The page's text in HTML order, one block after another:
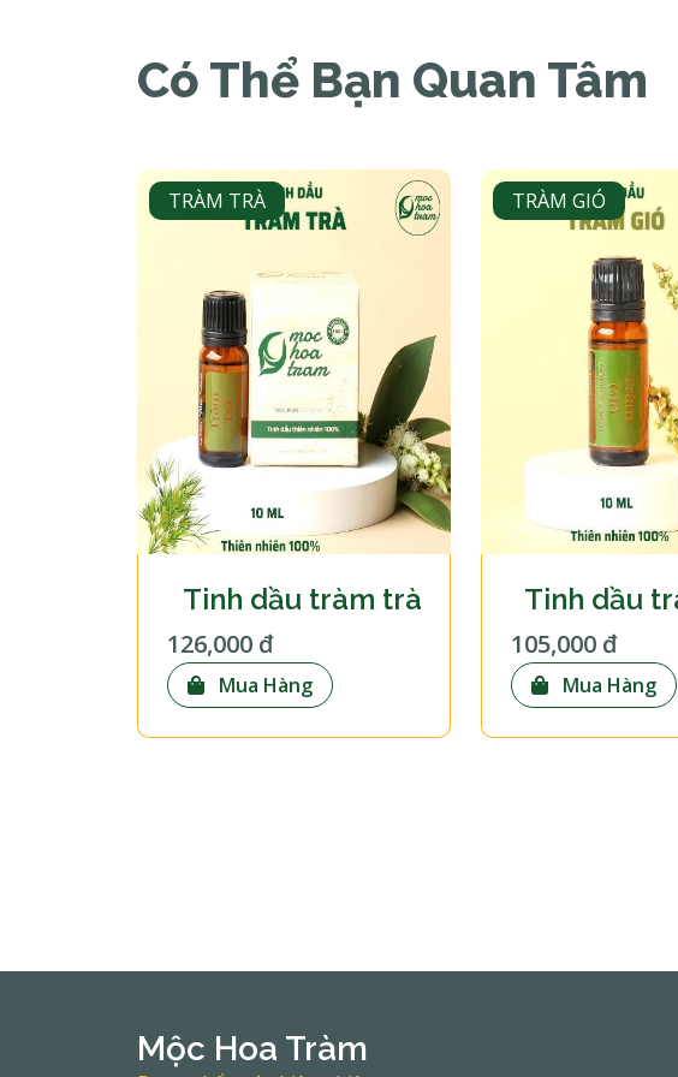
Có Thể Bạn Quan Tâm
TRÀM TRÀ
Tinh dầu tràm trà
126,000 đ
Mua Hàng
TRÀM GIÓ
Tinh dầu
105,000 đ
Mua Hàng
Mộc Hoa Tràm